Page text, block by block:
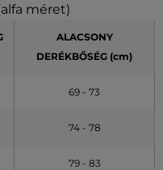
méret)
ALACSONY
DERÉKBŐSÉG (cm)
69 - 73
74 - 78
79 - 83